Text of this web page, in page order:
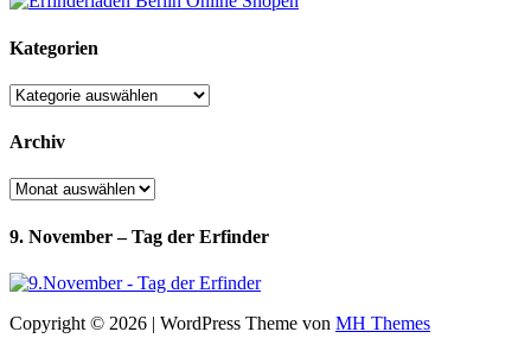
Kategorien
Kategorien
Archiv
Archiv
9. November – Tag der Erfinder
Copyright © 2026 | WordPress Theme von MH Themes